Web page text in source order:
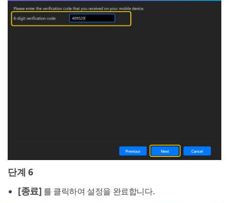
단계 6
[종료] 를 클릭하여 설정을 완료합니다.